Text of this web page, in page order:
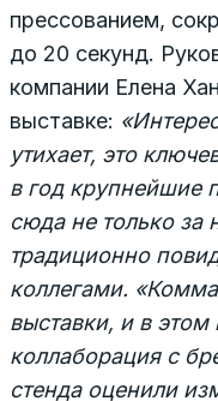
прессованием,
до 20 секунд.
компании Елена
выставке:
утихает, это
в год крупнейшие
сюда не только за
традиционно
коллегами.
выставки, и в этом
коллаборация с
стенда оценили